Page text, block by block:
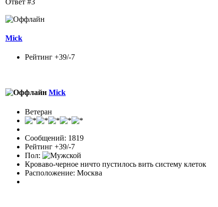
Mick
Рейтинг +39/-7
Mick
Ветеран
Сообщений: 1819
Рейтинг +39/-7
Пол:
Кроваво-черное ничто пустилось вить систему клеток
Расположение: Москва